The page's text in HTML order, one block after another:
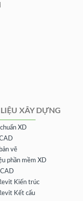
XÂY DỰNG
chuẩn XD
vẽ
phần mềm XD
Kiến trúc
Kết cấu